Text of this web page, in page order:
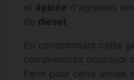
et épicée d'agrumes
de diesel
En consommant cette
comprendrez pourquoi
Farm pour cette année.